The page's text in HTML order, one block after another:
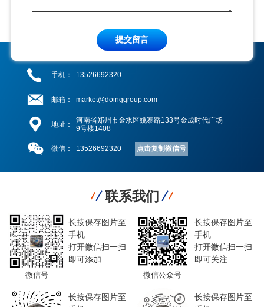
提交留言
手机： 13526692320
邮箱： market@doinggroup.com
地址：
河南省郑州市金水区姚寨路133号金成时代广场
9号楼1408
微信： 13526692320 点击复制微信号
联系我们
微信号
长按保存图片至
手机
打开微信扫一扫
即可添加
微信公众号
长按保存图片至
手机
打开微信扫一扫
即可关注
长按保存图片至
长按保存图片至